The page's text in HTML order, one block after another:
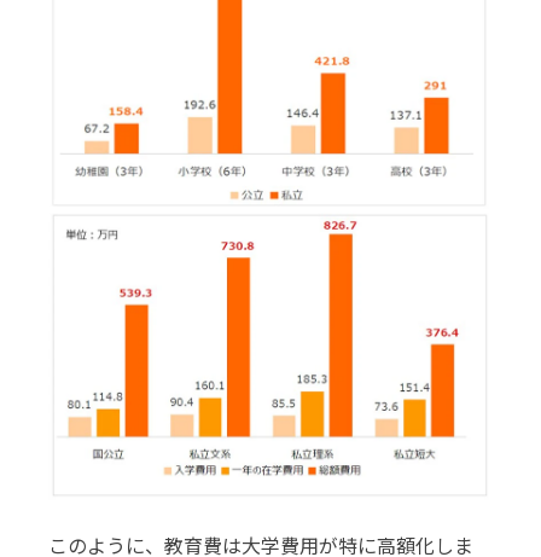
このように、教育費は大学費用が特に高額化しま